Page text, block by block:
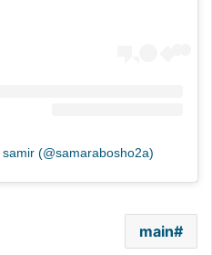
(@samarabosho2a)
main